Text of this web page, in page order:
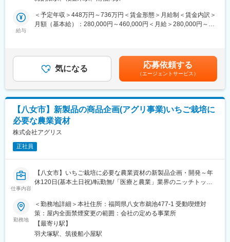
■就業環境
◇1月から3月は繁忙期の為、月の残業時間が多くなる傾向にあり
■当社について
当社は病院や施設、ご自宅で使われる電動ベッドや伝い歩き用の
託しています。これまでに約70万台を出荷し、全国のご家庭や約
1万の施設様にご使用いただいてきました。
■職務内容の変更の範囲補足
入社後当面は記載の業務に従事いただきますが、将来的にご本人
の適性に合わせ配置転換の可能性があります。
変更の範囲：当社業務全般（本文内に詳細記載）
ーカーとして、累計約70万台の出荷実績を持ち、国内トップクラ
スのシェアを誇ります。
◇「高品質・高機能・低価格」を追求し、超高齢社会を支える社
会貢献度の非常に高い自社製品の流通を裏から支える、やりがい
■業務概要：
介護ベッド等の国内大手メーカーにて、海外購買をお任せしま
す。ベトナムや中国の提携工場との各種調整や、国内外の物流業
■業務詳細：
◇簡単な読み書きレベルの英語（AIや翻訳ツールの使用で対応可
能）を使用し、メールをメインにやり取りを行います。
◇輸入・輸出関連業務、商品の発注（通関手続きは外注）
◇仕入先の評価や価格調整 等
通関など専門業務は外部委託しているため、実務未経験の方も安
ポジションです。
◇1月から3月は繁忙期の為、月の残業時間が多くなる傾向にあり
ます(月30時間ほど)
◇現在業務見直しを行っており、将来的な就業環境の改善を目指
しています。
給与
＜予定年収＞448万円～736万円＜賃金形態＞月給制＜賃金内訳＞
月額（基本給）：280,000円～460,000円＜月給＞280,000円～
ります。月給(月額)は固定手当を含めた表記です。
気になる 応募依頼する
（エージェントサービス）
【八女市】新製品の商品企画(アグリ事業)いちご栽培に
必要な農業資材
株式会社アグリス
正社員
仕事内容
【八女市】いちご栽培に必要な農業資材の新製品企画・開発～年
休120日(基本土日祝)/転勤無/「医療と農業」業界のニッチトップ
■募集概要：
業界TOPシェアを誇る当社のアグリ事業にて、新製品の商品企画
をお任せします。
■業務内容：
勤務地
＜勤務地詳細＞本社住所：福岡県八女市鵜池477-1 受動喫煙対
策：屋内全面禁煙変更の範囲：会社の定める事業所
【最寄り駅】
羽犬塚駅、筑後船小屋駅